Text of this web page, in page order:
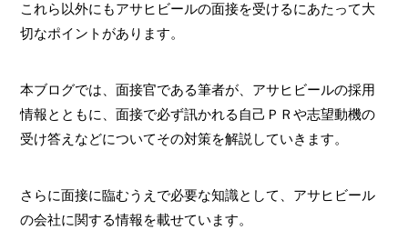
これら以外にもアサヒビールの面接を受けるにあたって大
切なポイントがあります。
本ブログでは、面接官である筆者が、アサヒビールの採用
情報とともに、面接で必ず訊かれる自己ＰＲや志望動機の
受け答えなどについてその対策を解説していきます。
さらに面接に臨むうえで必要な知識として、アサヒビール
の会社に関する情報を載せています。